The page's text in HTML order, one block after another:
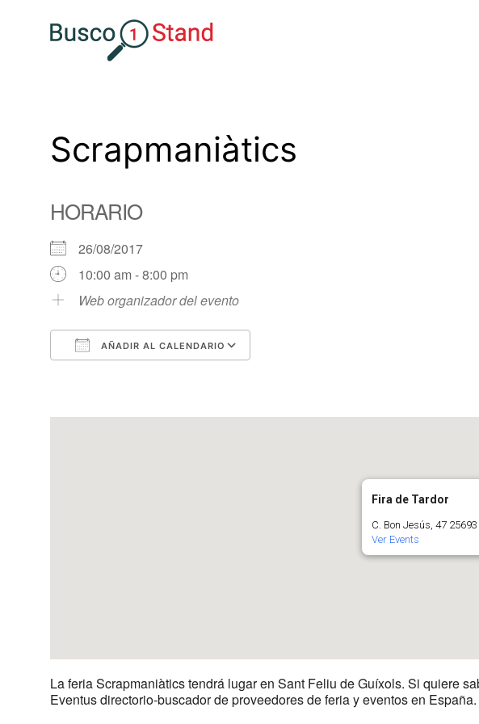
Scrapmaniàtics
HORARIO
26/08/2017
10:00 am - 8:00 pm
Web organizador del evento
AÑADIR AL CALENDARIO
Fira de Tardor
C. Bon Jesús, 47
Ver Events
La feria Scrapmaniàtics tendrá lugar en Sant Feliu de Guíxols. Si quiere
Eventus directorio-buscador de proveedores de feria y eventos en España.